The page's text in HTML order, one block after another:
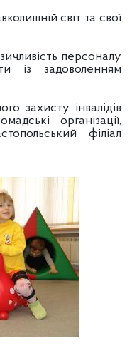
світ та свої
персоналу
із задоволенням
інвалідів
організації,
філіал